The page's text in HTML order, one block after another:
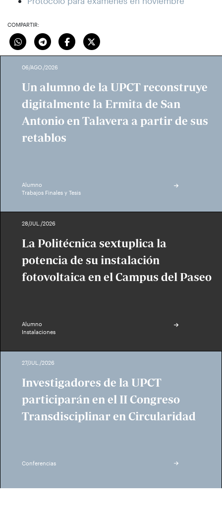
COMPARTIR:
06/AGO./2026
Un alumno de la UPCT reconstruye
digitalmente la Ermita de San
Antonio en Talavera a partir de sus
retablos
Alumno
Trabajos Finales y Tesis
28/JUL./2026
La Politécnica sextuplica la
potencia de su instalación
fotovoltaica en el Campus del Paseo
Alumno
Instalaciones
27/JUL./2026
Investigadores de la UPCT
participarán en el II Congreso
Transdisciplinar en Circularidad
Conferencias